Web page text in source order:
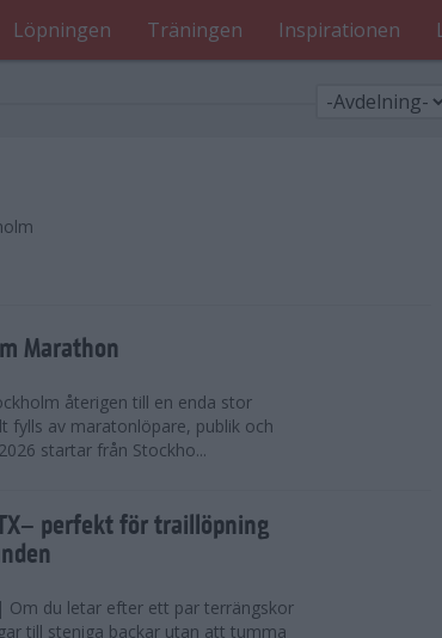
Löpningen Träningen Inspirationen
Marathon
återigen till en enda stor
fylls av maratonlöpare, publik och
startar från Stockho...
perfekt för traillöpning
| Om du letar efter ett par terrängskor
till steniga backar utan att tumma